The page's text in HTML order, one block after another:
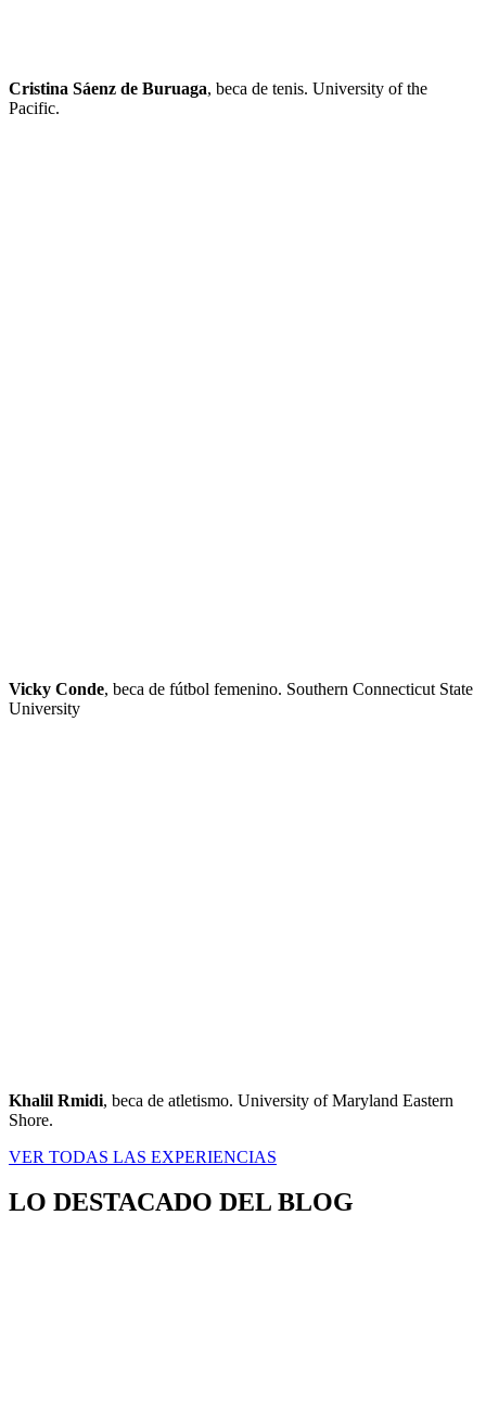
Cristina Sáenz de Buruaga, beca de tenis. University of the
Pacific.
Vicky Conde, beca de fútbol femenino. Southern Connecticut State
University
Khalil Rmidi, beca de atletismo. University of Maryland Eastern
Shore.
VER TODAS LAS EXPERIENCIAS
LO DESTACADO DEL BLOG